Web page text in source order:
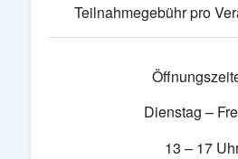
Teilnahmegebühr pro
Dienstag –
13 – 17